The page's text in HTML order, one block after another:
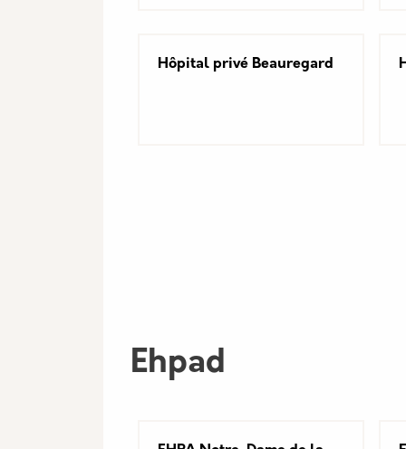
Hôpital privé Beauregard
Ehpad